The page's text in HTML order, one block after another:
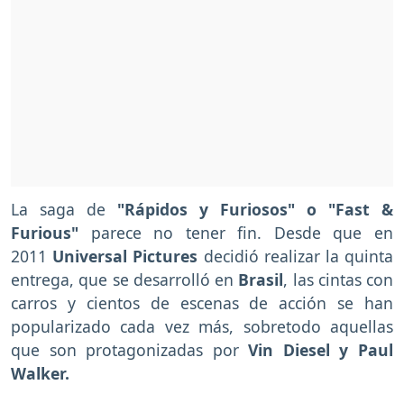
La saga de "Rápidos y Furiosos" o "Fast &
Furious" parece no tener fin. Desde que en
2011 Universal Pictures decidió realizar la quinta
entrega, que se desarrolló en Brasil, las cintas con
carros y cientos de escenas de acción se han
popularizado cada vez más, sobretodo aquellas
que son protagonizadas porVin Diesel y Paul
Walker.